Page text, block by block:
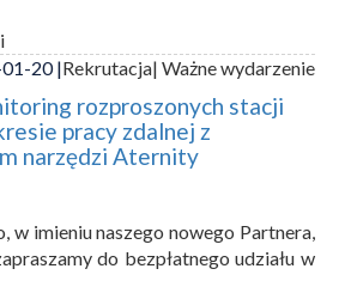
20 |Rekrutacja| Ważne wydarzenie
rozproszonych stacji
pracy zdalnej z
narzędzi Aternity
w imieniu naszego nowego Partnera,
do bezpłatnego udziału w